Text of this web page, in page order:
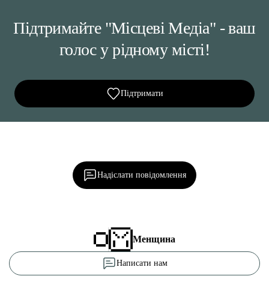
Підтримайте "Місцеві Медіа" - ваш
голос у рідному місті!
Підтримати
Надіслати повідомлення
Менщина
Написати нам